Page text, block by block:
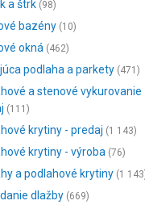
a štrk (98)
bazény (10)
okná (462)
podlaha a parkety (471)
a stenové vykurovanie
(111)
krytiny - predaj (1 143)
krytiny - výroba (76)
a podlahové krytiny (1
dlažby (669)